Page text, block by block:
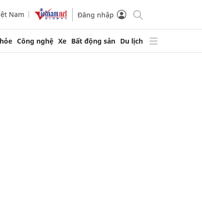
Nam Đăng nhập
Công nghệ Xe Bất động sản Du lịch